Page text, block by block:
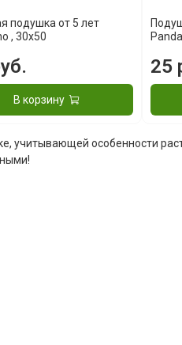
подушка от 5 лет
, 30x50
В корзину
Panda
25
учитывающей особенности